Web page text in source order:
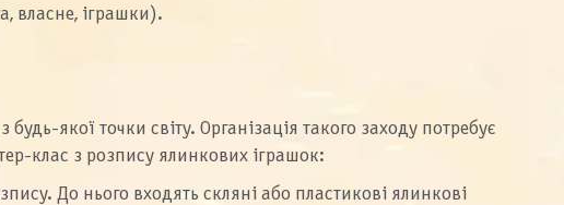
власне, іграшки).
якої точки світу. Організація такого заходу потребує
клас з розпису ялинкових іграшок:
До нього входять скляні або пластикові ялинкові